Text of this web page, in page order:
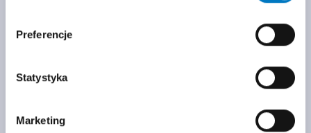
Preferencje
Statystyka
Marketing